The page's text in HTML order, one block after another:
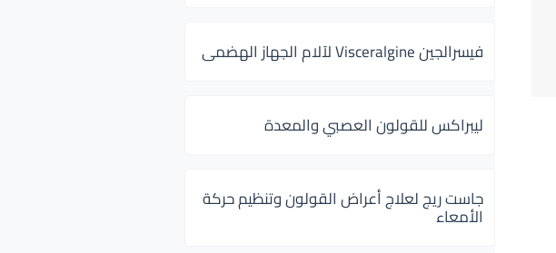
فيسرالجين Visceralgine لآلام الجهاز الهضمى
ليبراكس للقولون العصبي والمعدة
جاست ريج لعلاج أعراض القولون وتنظيم حركة
الأمعاء